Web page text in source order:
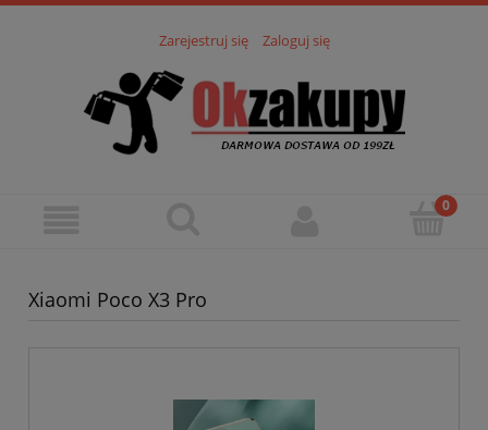
Zarejestruj się Zaloguj się
Xiaomi Poco X3 Pro